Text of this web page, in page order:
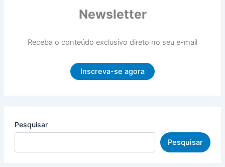
Newsletter
Receba o conteúdo exclusivo direto no seu e-mail
Inscreva-se agora
Pesquisar
Pesquisar